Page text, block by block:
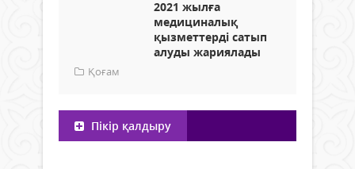
2021 жылға
медициналық
қызметтерді сатып
алуды жариялады
Қоғам
Пікір қалдыру